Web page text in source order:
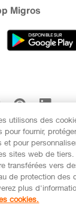
Migros
à la newsletter
utilisons des
pour fournir,
et pour
sites web de tiers.
transférées vers
de protection des
plus
cookies.